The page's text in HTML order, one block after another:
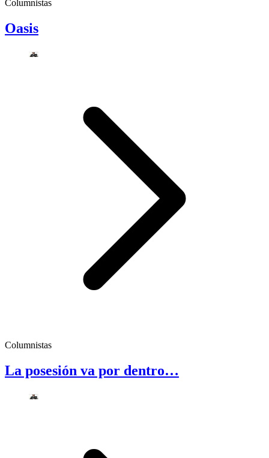
Columnistas
Oasis
Columnistas
La posesión va por dentro…